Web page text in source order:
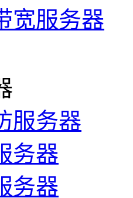
宽服务器
服务器
务器
务器